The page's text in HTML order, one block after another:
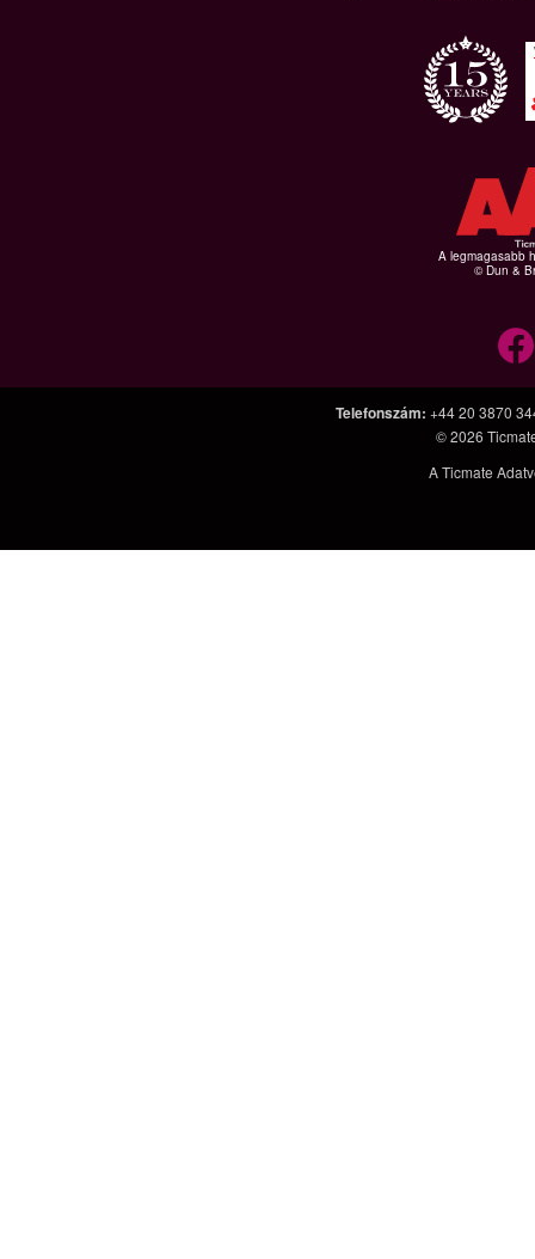
A legmagasabb
© Dun &
Telefonszám: +44 20 3870
© 2026
A Ticmate